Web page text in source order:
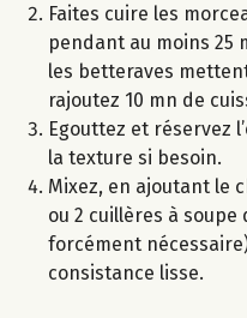
Faites cuire les
pendant au moins 25
les betteraves
rajoutez 10 mn de
Egouttez et réservez
la texture si besoin.
Mixez, en ajoutant le
ou 2 cuillères à soupe
forcément nécessaire)
consistance lisse.